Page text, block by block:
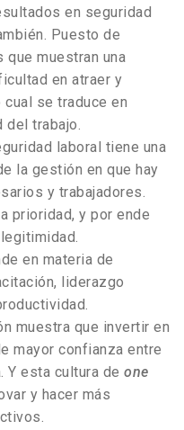
en seguridad
Puesto de
que muestran una
en atraer y
se traduce en
del trabajo.
laboral tiene una
la gestión en que hay
y trabajadores.
prioridad, y por ende
en materia de
liderazgo
muestra que invertir en
mayor confianza entre
Y esta cultura de one
y hacer más